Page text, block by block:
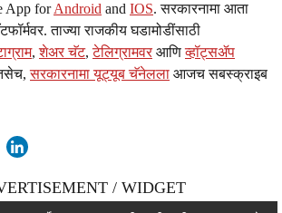
App forAndroid and IOS. सरकारनामा आता
ताज्या राजकीय घडामोडींसाठी
,शेअर चॅट,टेलिग्रामवर आणिव्हॉट्सॲप
तसेच,सरकारनामा यूट्यूब चॅनेलला आजच सबस्क्राइब
/ WIDGET